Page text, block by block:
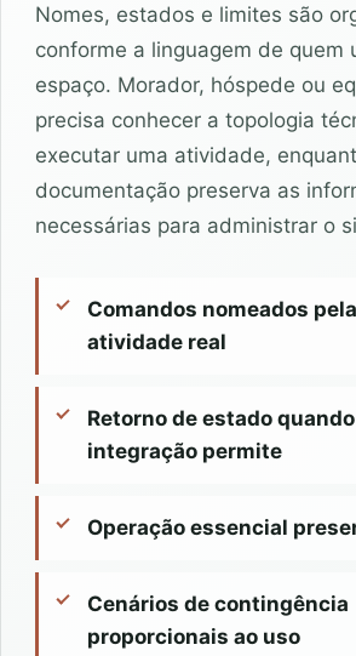
Nomes, estados e limites são
conforme a linguagem de quem
espaço. Morador, hóspede ou
precisa conhecer a topologia
executar uma atividade,
documentação preserva as
necessárias para administrar o
Comandos nomeados pela
atividade real
Retorno de estado
integração permite
Operação essencial
Cenários de contingência
proporcionais ao uso